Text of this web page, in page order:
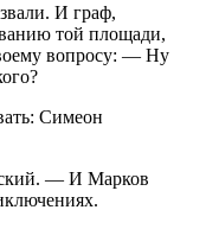
И граф,
той площади,
вопросу: — Ну
Симеон
— И Марков